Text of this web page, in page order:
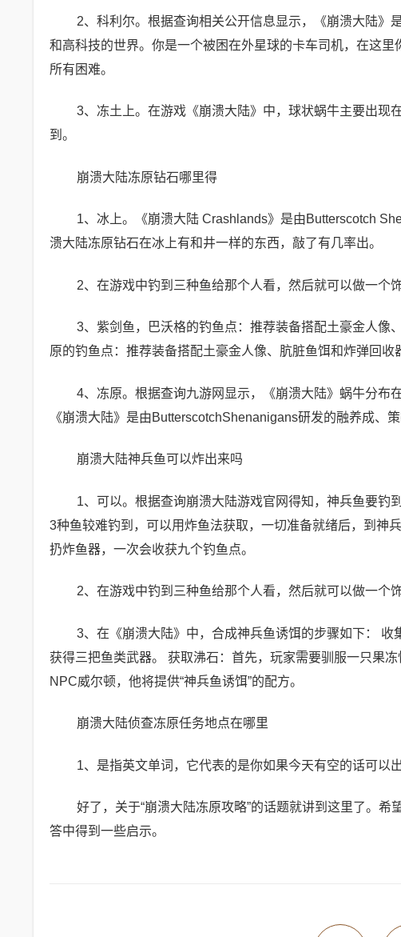
2、科利尔。根据查询相关公开信息显示，《崩溃大陆》
和高科技的世界。你是一个被困在外星球的卡车司机，在这
所有困难。
3、冻土上。在游戏《崩溃大陆》中，球状蜗牛主要出现
到。
崩溃大陆冻原钻石哪里得
1、冰上。《崩溃大陆 Crashlands》是由Butterscotch
溃大陆冻原钻石在冰上有和井一样的东西，敲了有几率出。
2、在游戏中钓到三种鱼给那个人看，然后就可以做一个
3、紫剑鱼，巴沃格的钓鱼点：推荐装备搭配土豪金人像
原的钓鱼点：推荐装备搭配土豪金人像、肮脏鱼饵和炸弹回收
4、冻原。根据查询九游网显示，《崩溃大陆》蜗牛分布
《崩溃大陆》是由ButterscotchShenanigans研发的融养成、
崩溃大陆神兵鱼可以炸出来吗
1、可以。根据查询崩溃大陆游戏官网得知，神兵鱼要钓
3种鱼较难钓到，可以用炸鱼法获取，一切准备就绪后，到神
扔炸鱼器，一次会收获九个钓鱼点。
2、在游戏中钓到三种鱼给那个人看，然后就可以做一个
3、在《崩溃大陆》中，合成神兵鱼诱饵的步骤如下：
获得三把鱼类武器。 获取沸石：首先，玩家需要驯服一只果
NPC威尔顿，他将提供“神兵鱼诱饵”的配方。
崩溃大陆侦查冻原任务地点在哪里
1、是指英文单词，它代表的是你如果今天有空的话可以
好了，关于“崩溃大陆冻原攻略”的话题就讲到这里了。希
答中得到一些启示。